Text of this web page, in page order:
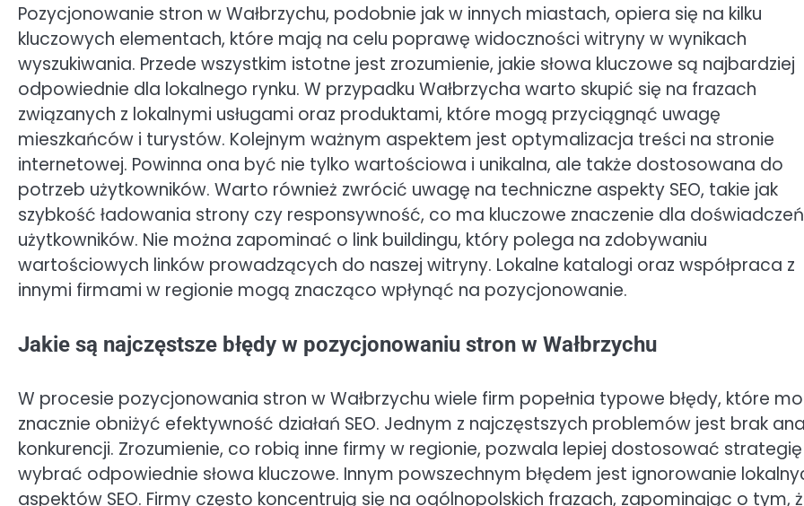
Pozycjonowanie stron w Wałbrzychu, podobnie jak w innych miastach, opiera się na kilku
kluczowych elementach, które mają na celu poprawę widoczności witryny w wynikach
wyszukiwania. Przede wszystkim istotne jest zrozumienie, jakie słowa kluczowe są najbardziej
odpowiednie dla lokalnego rynku. W przypadku Wałbrzycha warto skupić się na frazach
związanych z lokalnymi usługami oraz produktami, które mogą przyciągnąć uwagę
mieszkańców i turystów. Kolejnym ważnym aspektem jest optymalizacja treści na stronie
internetowej. Powinna ona być nie tylko wartościowa i unikalna, ale także dostosowana do
potrzeb użytkowników. Warto również zwrócić uwagę na techniczne aspekty SEO, takie jak
szybkość ładowania strony czy responsywność, co ma kluczowe znaczenie dla doświadczeń
użytkowników. Nie można zapominać o link buildingu, który polega na zdobywaniu
wartościowych linków prowadzących do naszej witryny. Lokalne katalogi oraz współpraca z
innymi firmami w regionie mogą znacząco wpłynąć na pozycjonowanie.
Jakie są najczęstsze błędy w pozycjonowaniu stron w Wałbrzychu
W procesie pozycjonowania stron w Wałbrzychu wiele firm popełnia typowe błędy, które
znacznie obniżyć efektywność działań SEO. Jednym z najczęstszych problemów jest brak
konkurencji. Zrozumienie, co robią inne firmy w regionie, pozwala lepiej dostosować
wybrać odpowiednie słowa kluczowe. Innym powszechnym błędem jest ignorowanie
aspektów SEO. Firmy często koncentrują się na ogólnopolskich frazach, zapominając o tym,